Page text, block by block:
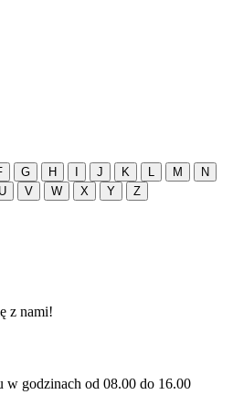
G H J K M
N
U V W X Y Z
z nami!
w godzinach od 08.00 do 16.00